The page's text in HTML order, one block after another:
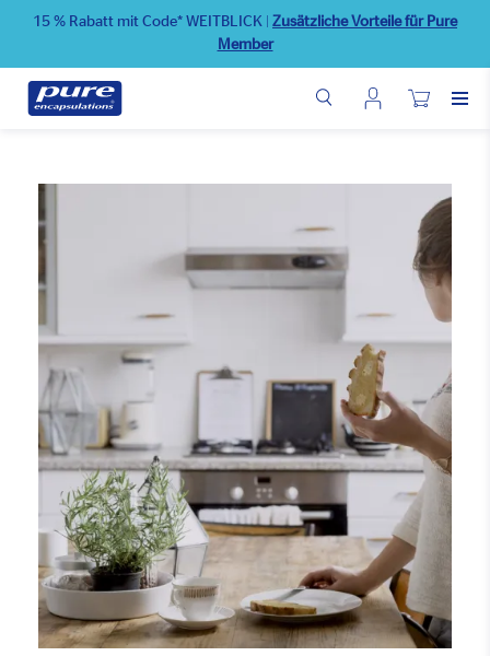
Direkt
Inhalt
15 % Rabatt mit Code* WEITBLICK
Zusätzliche Vorteile für Pure
Member
Wunschliste